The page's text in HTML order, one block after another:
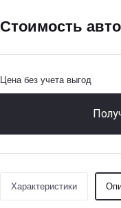
Стоимость
Цена без учета выгод
Характеристики